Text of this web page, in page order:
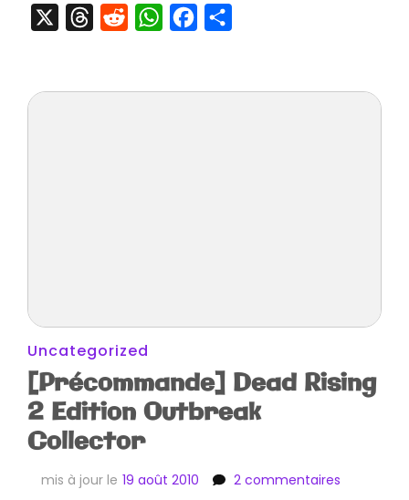
ThreadsRedditWhatsAppFacebook
Uncategorized
[Précommande] Dead Rising
2 Edition Outbreak
Collector
mis à jour le 19 août 2010 2 commentaires